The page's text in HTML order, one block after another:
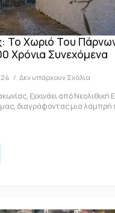
Το Χωριό Του
Χρόνια Συνεχόμενα
Δεν υπάρχουν Σχόλια
ξεκινάει από Νεολιθική
μας, διαγράφοντας μια λαμπρή